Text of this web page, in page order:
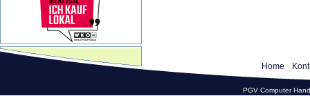
Home
PGV Computer